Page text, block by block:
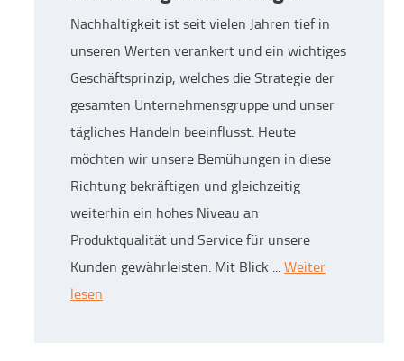
Nachhaltigkeit ist seit vielen Jahren tief in
unseren Werten verankert und ein wichtiges
Geschäftsprinzip, welches die Strategie der
gesamten Unternehmensgruppe und unser
tägliches Handeln beeinflusst. Heute
möchten wir unsere Bemühungen in diese
Richtung bekräftigen und gleichzeitig
weiterhin ein hohes Niveau an
Produktqualität und Service für unsere
Kunden gewährleisten. Mit Blick ...Weiter
lesen